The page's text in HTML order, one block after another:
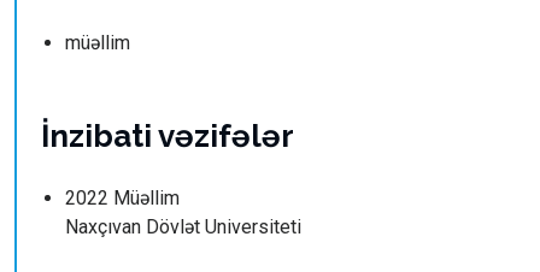
müəllim
İnzibati vəzifələr
2022 Müəllim
Naxçıvan Dövlət Universiteti